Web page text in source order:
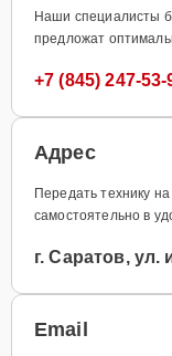
Наши специалисты
предложат
+7 (845) 247-53-
Адрес
Передать технику
самостоятельно в
г. Саратов,
Email